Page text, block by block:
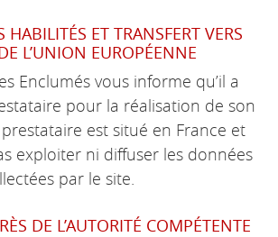
HABILITÉS ET TRANSFERT VERS
L’UNION EUROPÉENNE
Enclumés vous informe qu’il a
pour la réalisation de son
est situé en France et
exploiter ni diffuser les données
par le site.
DE L’AUTORITÉ COMPÉTENTE